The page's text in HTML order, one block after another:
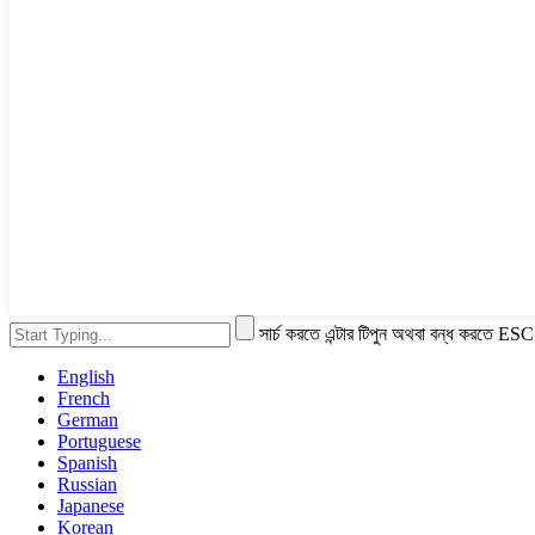
সার্চ করতে এন্টার টিপুন অথবা বন্ধ করতে
English
French
German
Portuguese
Spanish
Russian
Japanese
Korean